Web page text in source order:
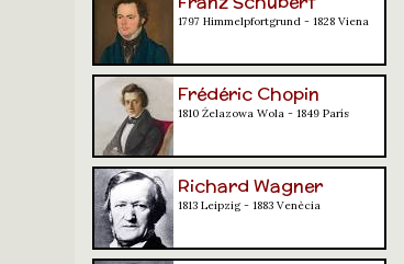
1797 Himmelpfortgrund - 1828 Viena
Frédéric Chopin
1810 Żelazowa Wola - 1849 París
Richard Wagner
1813 Leipzig - 1883 Venècia